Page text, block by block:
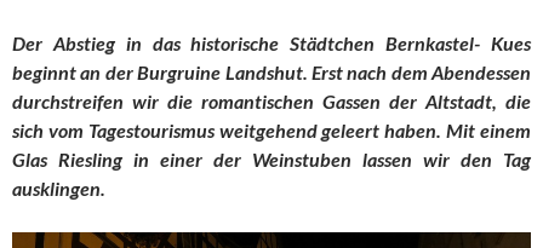
Der Abstieg in das historische Städtchen Bernkastel- Kues
beginnt an der Burgruine Landshut. Erst nach dem Abendessen
durchstreifen wir die romantischen Gassen der Altstadt, die
sich vom Tagestourismus weitgehend geleert haben. Mit einem
Glas Riesling in einer der Weinstuben lassen wir den Tag
ausklingen.